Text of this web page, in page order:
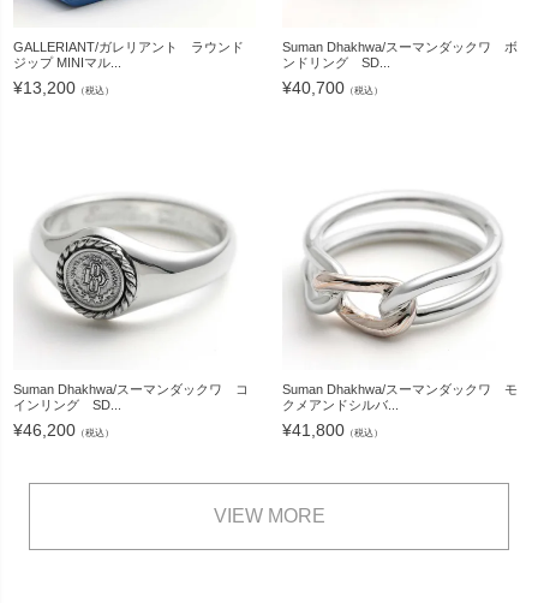
GALLERIANT/ガレリアント ラウンド
ジップ MINIマル...
¥13,200 （税込）
Suman Dhakhwa/スーマンダックワ ボ
ンドリング SD...
¥40,700 （税込）
Suman Dhakhwa/スーマンダックワ コ
インリング SD...
¥46,200 （税込）
Suman Dhakhwa/スーマンダックワ モ
クメアンドシルバ...
¥41,800 （税込）
VIEW MORE